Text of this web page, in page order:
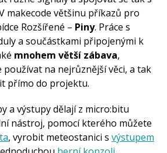
makecode většinu příkazů pro
Rozšířené – Piny. Práce s
a součástkami připojenými k
mnohem větší zábava,
na nejrůznější věci, a tak
přímo do projektu.
a výstupy dělají z micro:bitu
nástroj, pomocí kterého můžete
, vyrobit meteostanici s výstupem